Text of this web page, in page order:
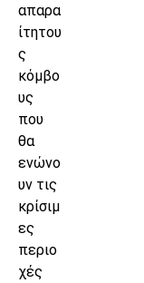
απαρα
ίτητου
ς
κόμβο
υς
που
θα
ενώνο
υν τις
κρίσιμ
ες
περιο
χές